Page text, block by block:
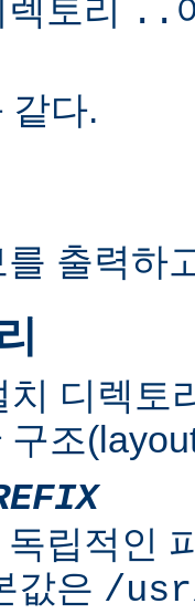
토리 ..
같다.
출력하
치 디렉토
구조
독립적인
값은 /